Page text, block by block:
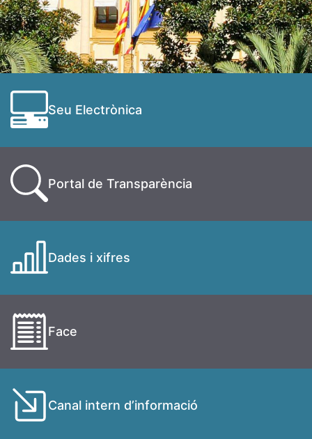
Seu Electrònica
Portal de Transparència
Dades i xifres
Face
Canal intern d’informació